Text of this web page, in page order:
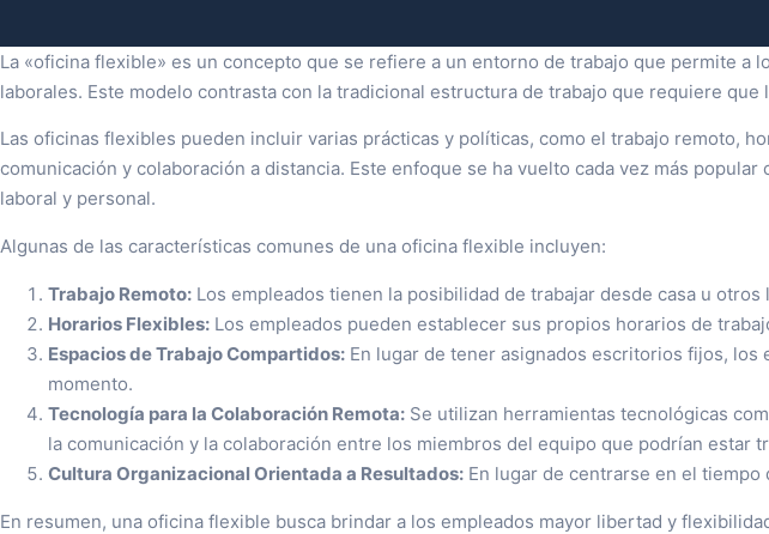
La «oficina flexible» es un concepto que se refiere a un entorno de trabajo que permite
laborales. Este modelo contrasta con la tradicional estructura de trabajo que requiere
Las oficinas flexibles pueden incluir varias prácticas y políticas, como el trabajo remoto,
comunicación y colaboración a distancia. Este enfoque se ha vuelto cada vez más
laboral y personal.
Algunas de las características comunes de una oficina flexible incluyen:
Trabajo Remoto: Los empleados tienen la posibilidad de trabajar desde casa u
Horarios Flexibles: Los empleados pueden establecer sus propios horarios de
Espacios de Trabajo Compartidos: En lugar de tener asignados escritorios fijos,
momento.
Tecnología para la Colaboración Remota: Se utilizan herramientas tecnológicas
la comunicación y la colaboración entre los miembros del equipo que podrían estar
Cultura Organizacional Orientada a Resultados: En lugar de centrarse en el
En resumen, una oficina flexible busca brindar a los empleados mayor libertad y